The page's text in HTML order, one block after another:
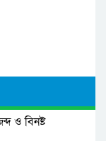
ও বিনষ্ট